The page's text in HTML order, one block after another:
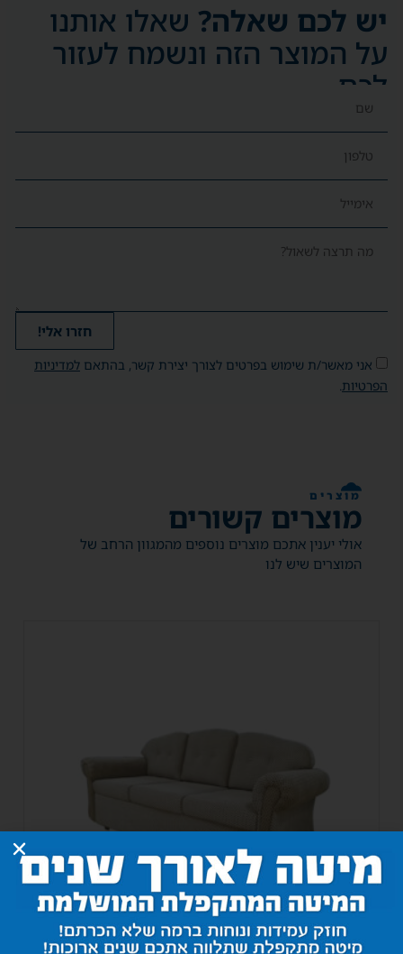
יש לכם שאלה? שאלו אותנו
על המוצר הזה ונשמח לעזור
לכם
אני מאשר/ת שימוש בפרטים לצורך יצירת קשר, בהתאם למדיניות
הפרטיות.
חזרו אלי!
מוצרים
מוצרים קשורים
אולי יענין אתכם מוצרים נוספים מהמגוון הרחב של
המוצרים שיש לנו